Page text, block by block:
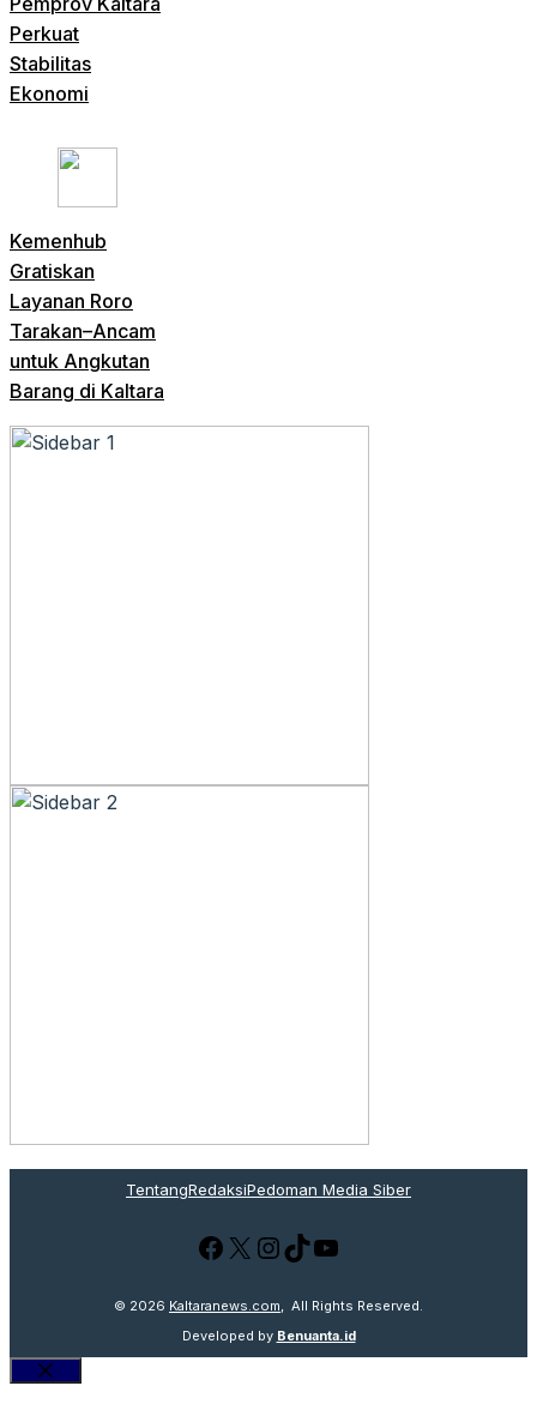
Perkuat
Stabilitas
Ekonomi
Kemenhub
Gratiskan
Layanan Roro
Tarakan–Ancam
untuk Angkutan
Barang di Kaltara
TentangRedaksiPedoman Media Siber
Facebook
X Instagram
TikTok
YouTube
© 2026 Kaltaranews.com , All Rights Reserved.
Developed by Benuanta.id
Close